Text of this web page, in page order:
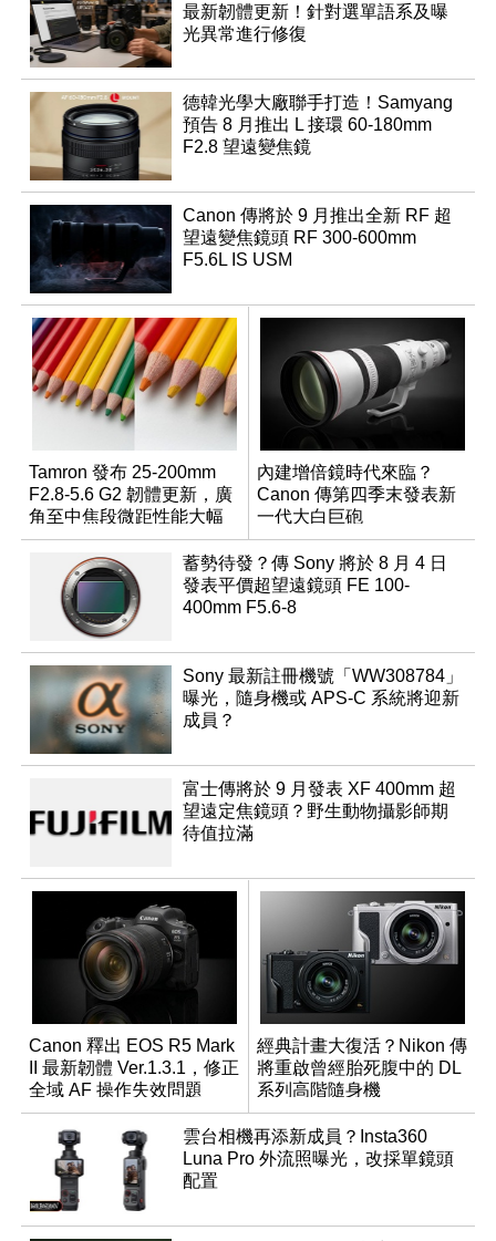
最新韌體更新！針對選單語系及曝
光異常進行修復
德韓光學大廠聯手打造！Samyang
預告 8 月推出 L 接環 60-180mm
F2.8 望遠變焦鏡
Canon 傳將於 9 月推出全新 RF 超
望遠變焦鏡頭 RF 300-600mm
F5.6L IS USM
Tamron 發布 25-200mm
F2.8-5.6 G2 韌體更新，廣
角至中焦段微距性能大幅
升級
內建增倍鏡時代來臨？
Canon 傳第四季末發表新
一代大白巨砲
蓄勢待發？傳 Sony 將於 8 月 4 日
發表平價超望遠鏡頭 FE 100-
400mm F5.6-8
Sony 最新註冊機號「WW308784」
曝光，隨身機或 APS-C 系統將迎新
成員？
富士傳將於 9 月發表 XF 400mm 超
望遠定焦鏡頭？野生動物攝影師期
待值拉滿
Canon 釋出 EOS R5 Mark
II 最新韌體 Ver.1.3.1，修正
全域 AF 操作失效問題
經典計畫大復活？Nikon 傳
將重啟曾經胎死腹中的 DL
系列高階隨身機
雲台相機再添新成員？Insta360
Luna Pro 外流照曝光，改採單鏡頭
配置